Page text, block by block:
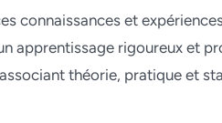
connaissances et
apprentissage rigoureux et
théorie, pratique et